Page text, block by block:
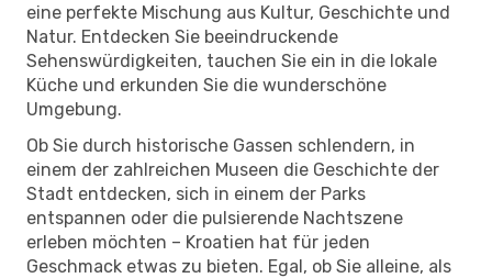
eine perfekte Mischung aus Kultur, Geschichte und
Natur. Entdecken Sie beeindruckende
Sehenswürdigkeiten, tauchen Sie ein in die lokale
Küche und erkunden Sie die wunderschöne
Umgebung.
Ob Sie durch historische Gassen schlendern, in
einem der zahlreichen Museen die Geschichte der
Stadt entdecken, sich in einem der Parks
entspannen oder die pulsierende Nachtszene
erleben möchten – Kroatien hat für jeden
Geschmack etwas zu bieten. Egal, ob Sie alleine, als